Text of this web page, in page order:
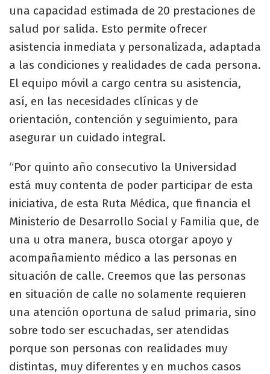
una capacidad estimada de 20 prestaciones de
salud por salida. Esto permite ofrecer
asistencia inmediata y personalizada, adaptada
a las condiciones y realidades de cada persona.
El equipo móvil a cargo centra su asistencia,
así, en las necesidades clínicas y de
orientación, contención y seguimiento, para
asegurar un cuidado integral.
“Por quinto año consecutivo la Universidad
está muy contenta de poder participar de esta
iniciativa, de esta Ruta Médica, que financia el
Ministerio de Desarrollo Social y Familia que, de
una u otra manera, busca otorgar apoyo y
acompañamiento médico a las personas en
situación de calle. Creemos que las personas
en situación de calle no solamente requieren
una atención oportuna de salud primaria, sino
sobre todo ser escuchadas, ser atendidas
porque son personas con realidades muy
distintas, muy diferentes y en muchos casos